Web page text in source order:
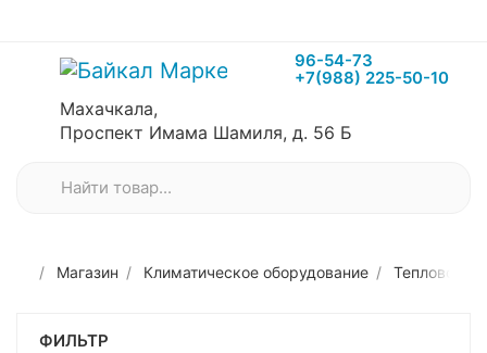
96-54-73
+7(988) 225-50-10
Махачкала,
Проспект Имама Шамиля, д. 56 Б
Магазин Климатическое оборудование Тепловое
ФИЛЬТР